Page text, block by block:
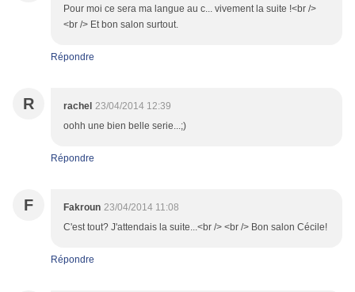
Pour moi ce sera ma langue au c... vivement la suite !<br />
<br /> Et bon salon surtout.
Répondre
R rachel 23/04/2014 12:39
oohh une bien belle serie...;)
Répondre
F Fakroun 23/04/2014 11:08
C'est tout? J'attendais la suite...<br /> <br /> Bon salon Cécile!
Répondre